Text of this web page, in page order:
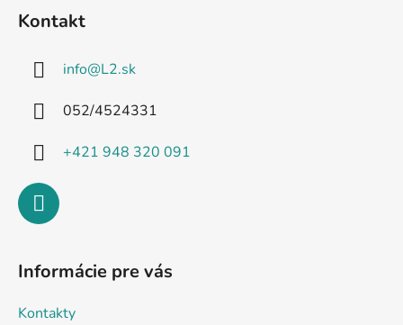
Kontakt
info@L2.sk
052/4524331
+421 948 320 091
Informácie pre vás
Kontakty